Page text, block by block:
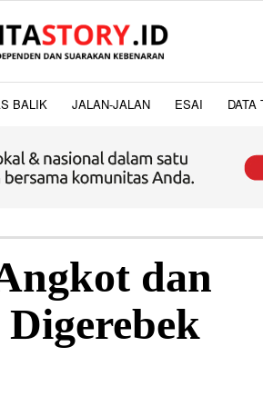
BALIK JALAN-JALAN ESAI DATA
dan